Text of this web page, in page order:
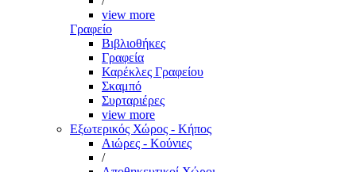
view more
Γραφείο
Βιβλιοθήκες
Γραφεία
Καρέκλες Γραφείου
Σκαμπό
Συρταριέρες
view more
Εξωτερικός Χώρος - Κήπος
Αιώρες - Κούνιες
/